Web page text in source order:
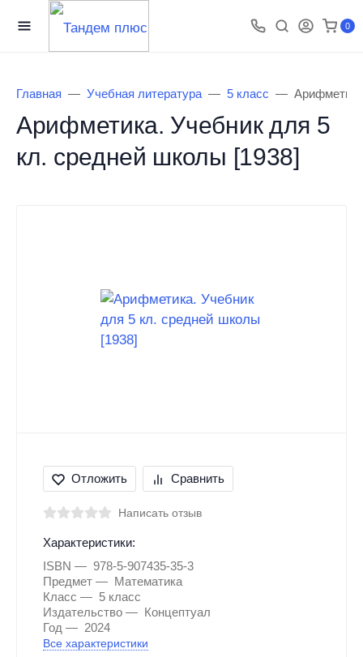
0
Главная Учебная литература 5 класс
Арифметика. Учебник для 5
кл. средней школы [1938]
Отложить Сравнить
Написать отзыв
Характеристики:
ISBN
978-5-907435-35-3
Предмет
Математика
Класс
5 класс
Издательство
Концептуал
Год
2024
Все характеристики